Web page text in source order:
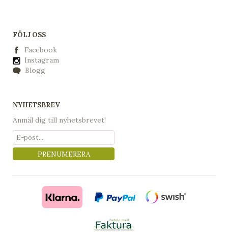
FÖLJ OSS
Facebook
Instagram
Blogg
NYHETSBREV
Anmäl dig till nyhetsbrevet!
PRENUMERERA